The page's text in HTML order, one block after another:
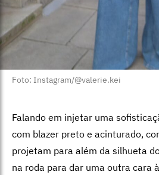
Foto: Instagram/@valerie.kei
Falando em injetar uma
com blazer preto e acinturado,
projetam para além da silhueta
na roda para dar uma outra cara